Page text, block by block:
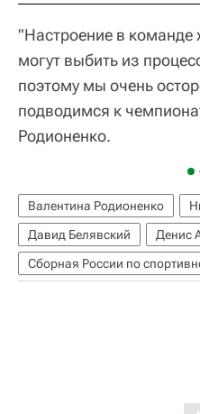
"Настроение в
могут выбить из
поэтому мы очень
подводимся к
Родионенко.
Валентина Родионенко
Давид Белявский
Денис
Сборная России по